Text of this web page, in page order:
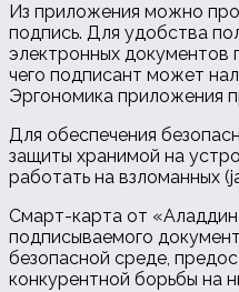
Из приложения можно
подпись. Для удобства
электронных
чего подписант может
Эргономика приложения
Для обеспечения
защиты хранимой на
работать на взломанных
Смарт-карта от
подписываемого
безопасной среде,
конкурентной борьбы на